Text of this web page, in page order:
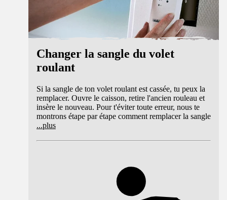
Changer la sangle du volet
roulant
Si la sangle de ton volet roulant est cassée, tu peux la
remplacer. Ouvre le caisson, retire l'ancien rouleau et
insère le nouveau. Pour t'éviter toute erreur, nous te
montrons étape par étape comment remplacer la sangle
...plus